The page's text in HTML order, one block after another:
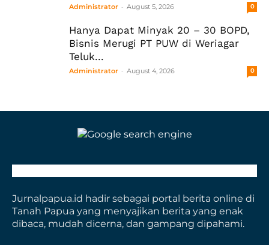
Administrator - August 5, 2026 0
Hanya Dapat Minyak 20 – 30 BOPD,
Bisnis Merugi PT PUW di Weriagar
Teluk...
Administrator - August 4, 2026 0
Jurnalpapua.id hadir sebagai portal berita online di
Tanah Papua yang menyajikan berita yang enak
dibaca, mudah dicerna, dan gampang dipahami.